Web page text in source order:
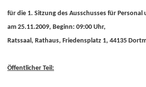
für die 1. Sitzung des Ausschusses für Personal
am 25.11.2009, Beginn: 09:00 Uhr,
Ratssaal, Rathaus, Friedensplatz 1, 44135
Öffentlicher Teil: